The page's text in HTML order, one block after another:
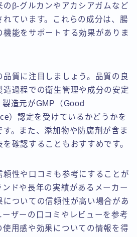
のβ-グルカンやアカシアガムなど
ています。これらの成分は、腸
能をサポートする効果がありま
質に注目しましょう。品質の良
造過程での衛生管理や成分の安定
造元がGMP（Good
）認定を受けているかどうかを
。また、添加物や防腐剤が含ま
確認することもおすすめです。
頼性や口コミも参考にすることが
ドや長年の実績があるメーカー
についての信頼性が高い場合があ
ーザーの口コミやレビューを参考
使用感や効果についての情報を得